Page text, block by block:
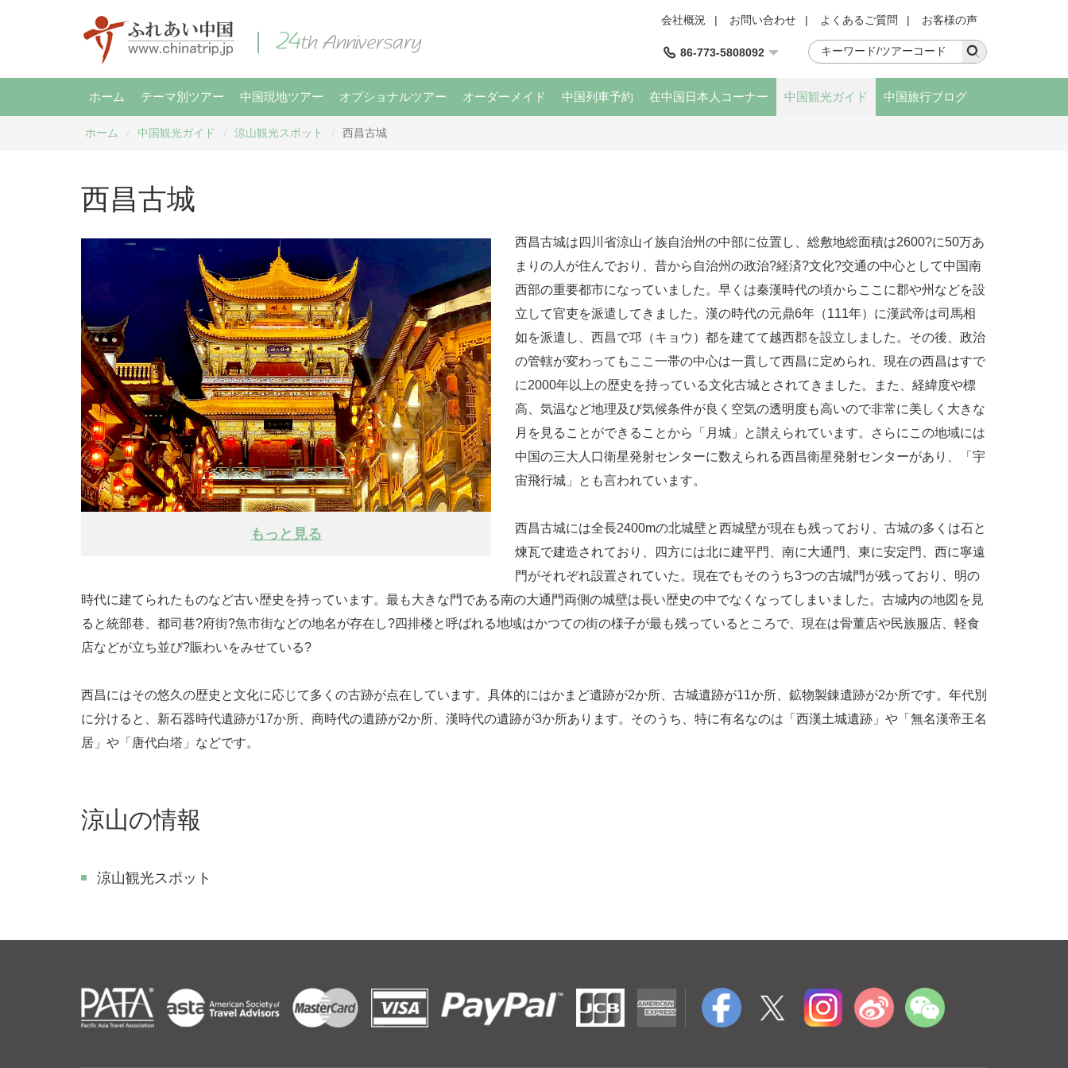
会社概況 | お問い合わせ | よくあるご質問 | お客様の声
86-773-5808092
ホーム テーマ別ツアー 中国現地ツアー オプショナルツアー オーダーメイド 中国列車予約 在中国日本人コーナー 中国観光ガイド 中国旅行ブログ
ホーム 中国観光ガイド 涼山観光スポット 西昌古城
西昌古城
もっと見る
西昌古城は四川省涼山イ族自治州の中部に位置し、総敷地総面積は2600?に50万あ
まりの人が住んでおり、昔から自治州の政治?経済?文化?交通の中心として中国南
西部の重要都市になっていました。早くは秦漢時代の頃からここに郡や州などを設
立して官吏を派遣してきました。漢の時代の元鼎6年（111年）に漢武帝は司馬相
如を派遣し、西昌で邛（キョウ）都を建てて越西郡を設立しました。その後、政治
の管轄が変わってもここ一帯の中心は一貫して西昌に定められ、現在の西昌はすで
に2000年以上の歴史を持っている文化古城とされてきました。また、経緯度や標
高、気温など地理及び気候条件が良く空気の透明度も高いので非常に美しく大きな
月を見ることができることから「月城」と讃えられています。さらにこの地域には
中国の三大人口衛星発射センターに数えられる西昌衛星発射センターがあり、「宇
宙飛行城」とも言われています。
西昌古城には全長2400mの北城壁と西城壁が現在も残っており、古城の多くは石と
煉瓦で建造されており、四方には北に建平門、南に大通門、東に安定門、西に寧遠
門がそれぞれ設置されていた。現在でもそのうち3つの古城門が残っており、明の
時代に建てられたものなど古い歴史を持っています。最も大きな門である南の大通門両側の城壁は長い歴史の中でなくなってしまいました。古城内の地図を見
ると統部巷、都司巷?府街?魚市街などの地名が存在し?四排楼と呼ばれる地域はかつての街の様子が最も残っているところで、現在は骨董店や民族服店、軽食
店などが立ち並び?賑わいをみせている?
西昌にはその悠久の歴史と文化に応じて多くの古跡が点在しています。具体的にはかまど遺跡が2か所、古城遺跡が11か所、鉱物製錬遺跡が2か所です。年代別
に分けると、新石器時代遺跡が17か所、商時代の遺跡が2か所、漢時代の遺跡が3か所あります。そのうち、特に有名なのは「西漢土城遺跡」や「無名漢帝王名
居」や「唐代白塔」などです。
涼山の情報
涼山観光スポット